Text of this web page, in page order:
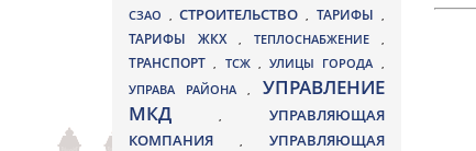
СЗАО ,СТРОИТЕЛЬСТВО, ТАРИФЫ ,
ТАРИФЫ ЖКХ , ТЕПЛОСНАБЖЕНИЕ ,
ТРАНСПОРТ, ТСЖ , УЛИЦЫ ГОРОДА ,
УПРАВА РАЙОНА, УПРАВЛЕНИЕ
МКД, УПРАВЛЯЮЩАЯ
КОМПАНИЯ
, УПРАВЛЯЮЩАЯ